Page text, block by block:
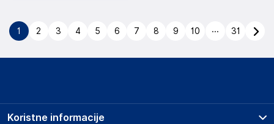
1 2 3 4 5 6 7 8 9 10 ... 31
Koristne informacije